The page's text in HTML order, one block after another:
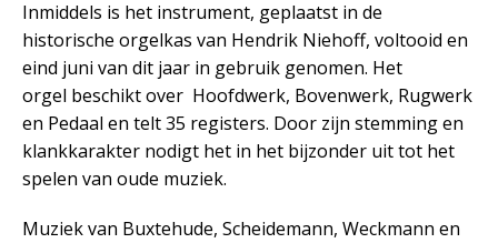
Inmiddels is het instrument, geplaatst in de
historische orgelkas van Hendrik Niehoff, voltooid en
eind juni van dit jaar in gebruik genomen. Het
orgel beschikt over Hoofdwerk, Bovenwerk, Rugwerk
en Pedaal en telt 35 registers. Door zijn stemming en
klankkarakter nodigt het in het bijzonder uit tot het
spelen van oude muziek.
Muziek van Buxtehude, Scheidemann, Weckmann en